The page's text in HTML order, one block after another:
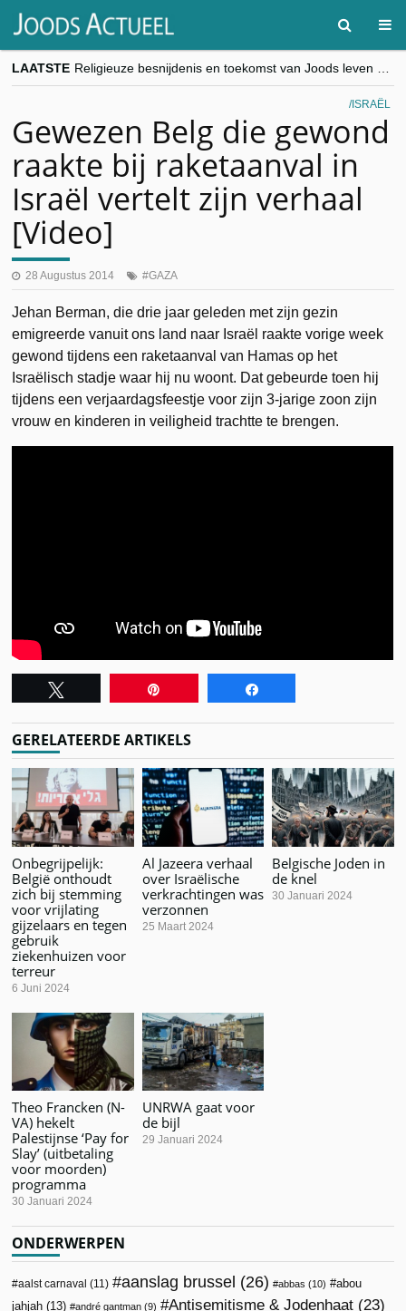
LAATSTE
“Besnijdenisdebat toont hoe moeilijk seculiere Westen minderheden begrijpt”, Jinnih Beels (Vooruit)
CITYTRIP | ROEMENIË – Boekarest: de verrassing van Oost-Europa
“Vandaag zit elke Jood in België op de beklaagdenbank”
goKosher lanceert nieuwe website en samenwerking met Mishpacha voor kosher travel en simchas wereldwijd
ISRAËL
Gewezen Belg die gewond
raakte bij raketaanval in
Israël vertelt zijn verhaal
[Video]
28 Augustus 2014 GAZA
Jehan Berman, die drie jaar geleden met zijn gezin
emigreerde vanuit ons land naar Israël raakte vorige week
gewond tijdens een raketaanval van Hamas op het
Israëlisch stadje waar hij nu woont. Dat gebeurde toen hij
tijdens een verjaardagsfeestje voor zijn 3-jarige zoon zijn
vrouw en kinderen in veiligheid trachtte te brengen.
GERELATEERDE ARTIKELS
Onbegrijpelijk:
België onthoudt
zich bij stemming
voor vrijlating
gijzelaars en tegen
gebruik
ziekenhuizen voor
terreur
6 Juni 2024
Al Jazeera verhaal
over Israëlische
verkrachtingen was
verzonnen
25 Maart 2024
Belgische Joden in
de knel
30 Januari 2024
Theo Francken (N-
VA) hekelt
Palestijnse ‘Pay for
Slay’ (uitbetaling
voor moorden)
programma
30 Januari 2024
UNRWA gaat voor
de bijl
29 Januari 2024
ONDERWERPEN
aalst carnaval (11) aanslag brussel (26) abbas (10)
abou
jahjah (13) andré gantman (9) Antisemitisme & Jodenhaat (23)